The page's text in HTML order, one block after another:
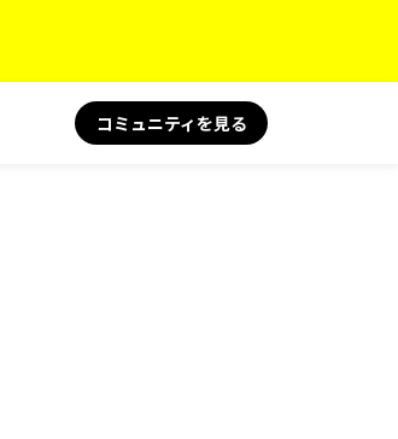
コミュニティを見る